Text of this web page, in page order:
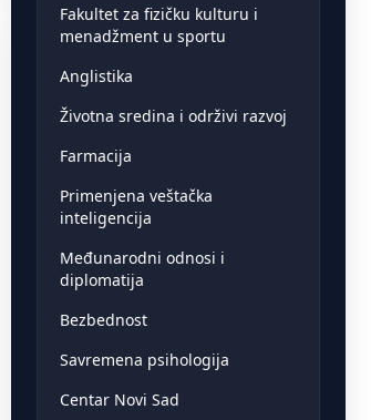
Fakultet za fizičku kulturu i
menadžment u sportu
Anglistika
Životna sredina i održivi razvoj
Farmacija
Primenjena veštačka
inteligencija
Međunarodni odnosi i
diplomatija
Bezbednost
Savremena psihologija
Centar Novi Sad